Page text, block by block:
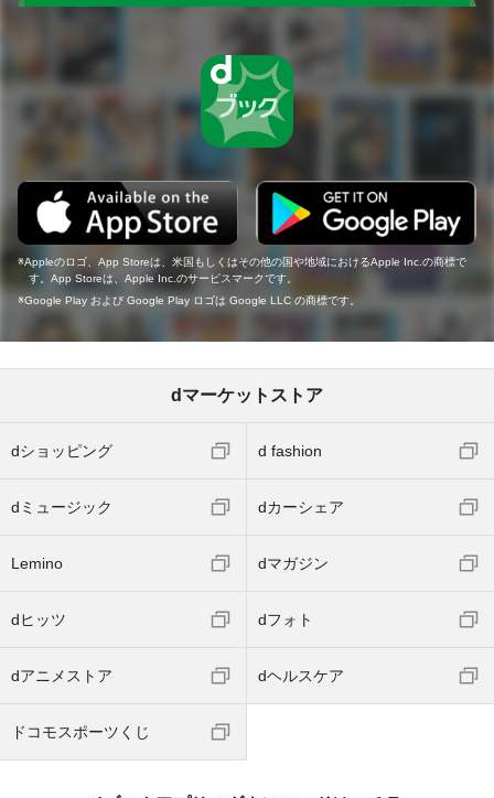
Appleのロゴ、App Storeは、米国もしくはその他の国や地域におけるApple Inc.の商標で
す。App Storeは、Apple Inc.のサービスマークです。
Google Play および Google Play ロゴは Google LLC の商標です。
dマーケットストア
dショッピング d fashion
dミュージック dカーシェア
Lemino dマガジン
dヒッツ dフォト
dアニメストア dヘルスケア
ドコモスポーツくじ